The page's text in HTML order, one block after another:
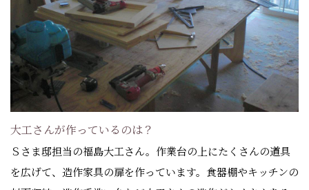
大工さんが作っているのは？
Ｓさま邸担当の福島大工さん。作業台の上にたくさんの道具
を広げて、造作家具の扉を作っています。食器棚やキッチンの